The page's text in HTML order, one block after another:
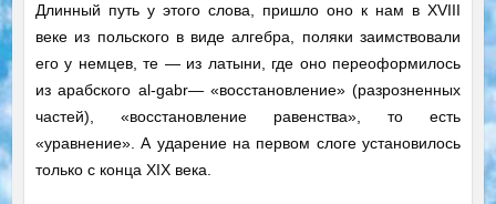
Длинный путь у этого слова, пришло оно к нам в XVIII
веке из польского в виде алгебра, поляки заимствовали
его у немцев, те — из латыни, где оно переоформилось
из арабского al-gabr— «восстановление» (разрозненных
частей), «восстановление равенства», то есть
«уравнение». А ударение на первом слоге установилось
только с конца XIX века.